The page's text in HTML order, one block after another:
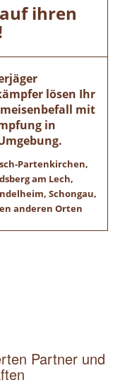
ihren
lösen Ihr
mit
in
Partenkirchen,
am Lech,
Schongau,
anderen Orten
Partner und